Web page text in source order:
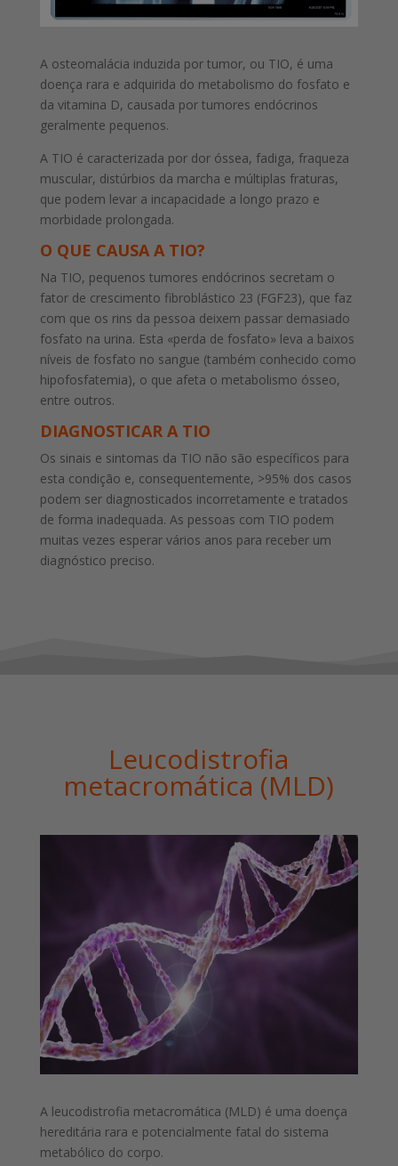
A osteomalácia induzida por tumor, ou TIO, é uma
doença rara e adquirida do metabolismo do fosfato e
da vitamina D, causada por tumores endócrinos
geralmente pequenos.
A TIO é caracterizada por dor óssea, fadiga, fraqueza
muscular, distúrbios da marcha e múltiplas fraturas,
que podem levar a incapacidade a longo prazo e
morbidade prolongada.
O QUE CAUSA A TIO?
Na TIO, pequenos tumores endócrinos secretam o
fator de crescimento fibroblástico 23 (FGF23), que faz
com que os rins da pessoa deixem passar demasiado
fosfato na urina. Esta «perda de fosfato» leva a baixos
níveis de fosfato no sangue (também conhecido como
hipofosfatemia), o que afeta o metabolismo ósseo,
entre outros.
DIAGNOSTICAR A TIO
Os sinais e sintomas da TIO não são específicos para
esta condição e, consequentemente, >95% dos casos
podem ser diagnosticados incorretamente e tratados
de forma inadequada. As pessoas com TIO podem
muitas vezes esperar vários anos para receber um
diagnóstico preciso.
Leucodistrofia
metacromática (MLD)
A leucodistrofia metacromática (MLD) é uma doença
hereditária rara e potencialmente fatal do sistema
metabólico do corpo.